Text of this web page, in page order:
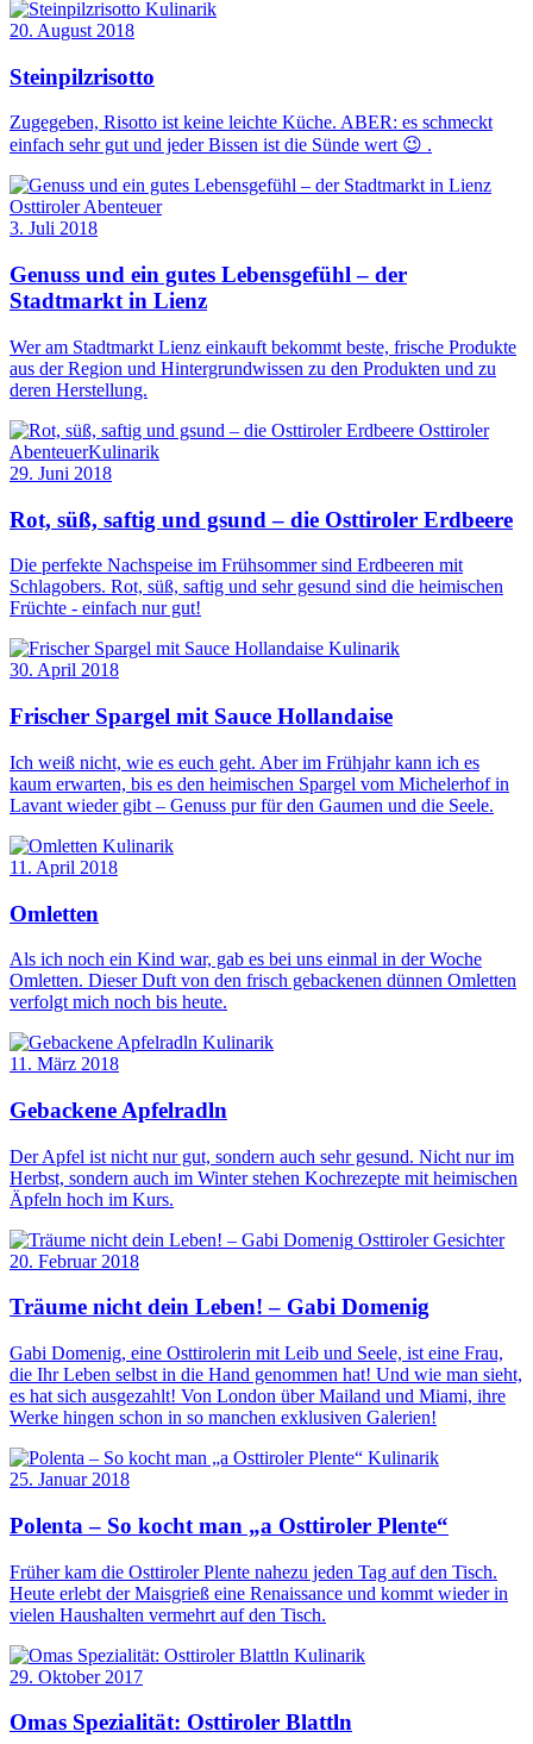
Kulinarik
20. August 2018
Steinpilzrisotto
Zugegeben, Risotto ist keine leichte Küche. ABER: es schmeckt
einfach sehr gut und jeder Bissen ist die Sünde wert 😉 .
Osttiroler Abenteuer
3. Juli 2018
Genuss und ein gutes Lebensgefühl – der
Stadtmarkt in Lienz
Wer am Stadtmarkt Lienz einkauft bekommt beste, frische Produkte
aus der Region und Hintergrundwissen zu den Produkten und zu
deren Herstellung.
Osttiroler
AbenteuerKulinarik
29. Juni 2018
Rot, süß, saftig und gsund – die Osttiroler Erdbeere
Die perfekte Nachspeise im Frühsommer sind Erdbeeren mit
Schlagobers. Rot, süß, saftig und sehr gesund sind die heimischen
Früchte - einfach nur gut!
Kulinarik
30. April 2018
Frischer Spargel mit Sauce Hollandaise
Ich weiß nicht, wie es euch geht. Aber im Frühjahr kann ich es
kaum erwarten, bis es den heimischen Spargel vom Michelerhof in
Lavant wieder gibt – Genuss pur für den Gaumen und die Seele.
Kulinarik
11. April 2018
Omletten
Als ich noch ein Kind war, gab es bei uns einmal in der Woche
Omletten. Dieser Duft von den frisch gebackenen dünnen Omletten
verfolgt mich noch bis heute.
Kulinarik
11. März 2018
Gebackene Apfelradln
Der Apfel ist nicht nur gut, sondern auch sehr gesund. Nicht nur im
Herbst, sondern auch im Winter stehen Kochrezepte mit heimischen
Äpfeln hoch im Kurs.
Osttiroler Gesichter
20. Februar 2018
Träume nicht dein Leben! – Gabi Domenig
Gabi Domenig, eine Osttirolerin mit Leib und Seele, ist eine Frau,
die Ihr Leben selbst in die Hand genommen hat! Und wie man sieht,
es hat sich ausgezahlt! Von London über Mailand und Miami, ihre
Werke hingen schon in so manchen exklusiven Galerien!
Kulinarik
25. Januar 2018
Polenta – So kocht man „a Osttiroler Plente“
Früher kam die Osttiroler Plente nahezu jeden Tag auf den Tisch.
Heute erlebt der Maisgrieß eine Renaissance und kommt wieder in
vielen Haushalten vermehrt auf den Tisch.
Kulinarik
29. Oktober 2017
Omas Spezialität: Osttiroler Blattln